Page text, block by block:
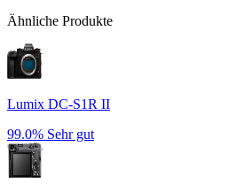
Ähnliche Produkte
Lumix DC-S1R II
99.0% Sehr gut